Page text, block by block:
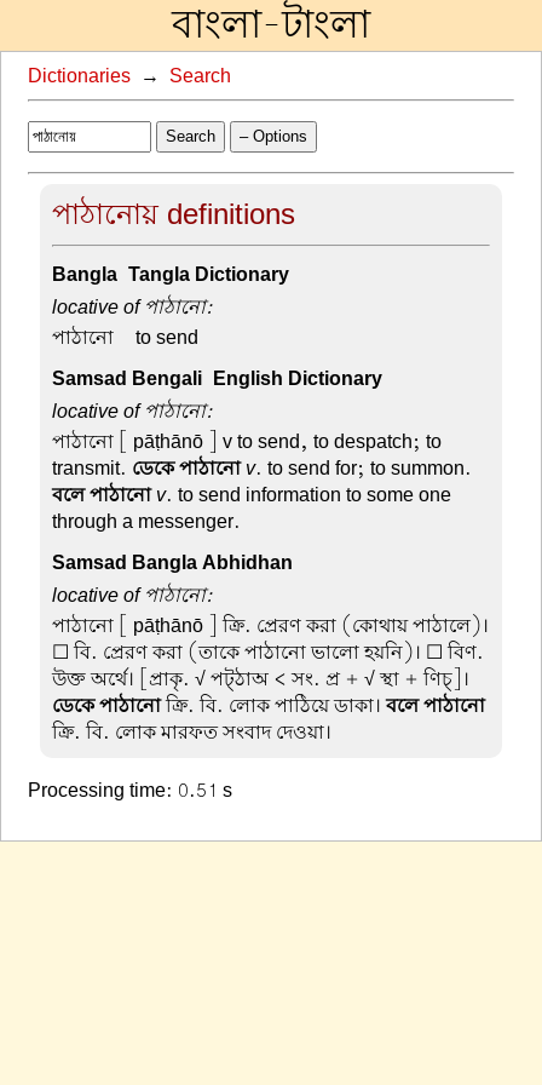
বাংলা-টাংলা
Dictionaries → Search
Search – Options
পাঠানোয় definitions
Bangla-Tangla Dictionary
locative of পাঠানো:
পাঠানো –to send
Samsad Bengali-English Dictionary
locative of পাঠানো:
পাঠানো [ pāṭhānō ] v to send, to despatch; to
transmit. ডেকে পাঠানো v. to send for; to summon.
বলে পাঠানো v. to send information to some one
through a messenger.
Samsad Bangla Abhidhan
locative of পাঠানো:
পাঠানো [ pāṭhānō ] ক্রি. প্রেরণ করা (কোথায় পাঠালে)।
☐ বি. প্রেরণ করা (তাকে পাঠানো ভালো হয়নি)। ☐ বিণ.
উক্ত অর্থে। [প্রাকৃ. √ পট্ঠাঅ < সং. প্র + √ স্থা + ণিচ্]।
ডেকে পাঠানোক্রি. বি. লোক পাঠিয়ে ডাকা।বলে পাঠানো
ক্রি. বি. লোক মারফত সংবাদ দেওয়া।
Processing time: 0.51 s